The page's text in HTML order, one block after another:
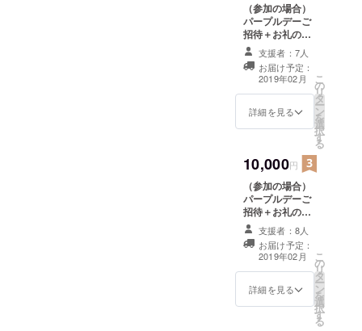
（参加の場合）
パープルデーご
招待＋お礼の手
紙＋当日協賛者
お名前の掲示
支援者：7人
お届け予定：
2019年02月
詳細を見る
こ
の
リ
タ
ー
ン
を
選
択
す
る
10,000円
（参加の場合）
パープルデーご
招待＋お礼の手
紙＋当日協賛者
お名前の掲示＋
参加賞
支援者：8人
お届け予定：
2019年02月
詳細を見る
こ
の
リ
タ
ー
ン
を
選
択
す
る